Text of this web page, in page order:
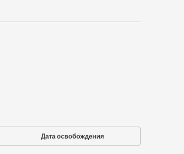
Дата освобождения